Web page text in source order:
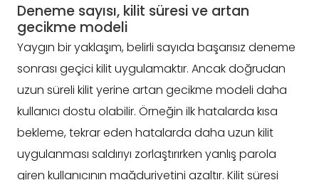
Deneme sayısı, kilit süresi ve artan
gecikme modeli
Yaygın bir yaklaşım, belirli sayıda başarısız deneme
sonrası geçici kilit uygulamaktır. Ancak doğrudan
uzun süreli kilit yerine artan gecikme modeli daha
kullanıcı dostu olabilir. Örneğin ilk hatalarda kısa
bekleme, tekrar eden hatalarda daha uzun kilit
uygulanması saldırıyı zorlaştırırken yanlış parola
giren kullanıcının mağduriyetini azaltır. Kilit süresi